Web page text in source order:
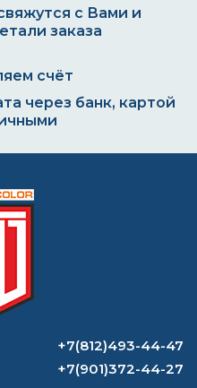
с Вами и
заказа
через банк, картой
транспортной
ОТВЕТ
+7(812)493-44-47
+7(901)372-44-27